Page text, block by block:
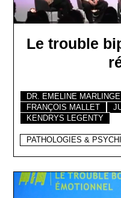
Le trouble
DR. EMELINE MARLINGE
FRANÇOIS MALLET
KENDRYS LEGENTY
PATHOLOGIES &